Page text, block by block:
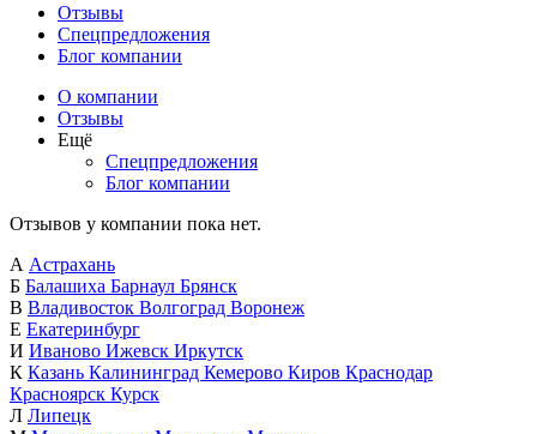
Отзывы
Спецпредложения
Блог компании
О компании
Отзывы
Ещё
Спецпредложения
Блог компании
Отзывов у компании пока нет.
А Астрахань
Б Балашиха Барнаул Брянск
В Владивосток Волгоград Воронеж
Е Екатеринбург
И Иваново Ижевск Иркутск
К Казань Калининград Кемерово Киров Краснодар
Красноярск Курск
Л Липецк